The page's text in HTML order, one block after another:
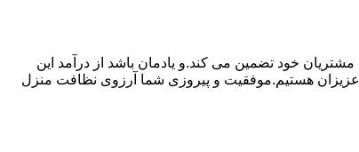
خود تضمین می کند.و یادمان باشد از درآمد این
هستیم.موفقیت و پیروزی شما آرزوی نظافت منزل